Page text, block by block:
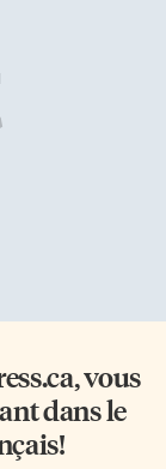
, vous
dans le